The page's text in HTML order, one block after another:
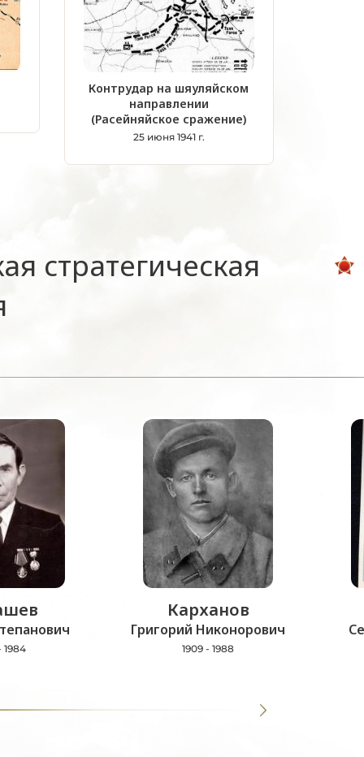
Контрудар на шяуляйском
направлении
(Расейняйское сражение)
25 июня 1941 г.
стратегическая
1984
Карханов
Григорий Никонорович
1909 - 1988